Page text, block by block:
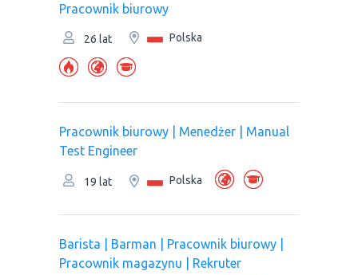
Pracownik biurowy
26 lat Polska
Pracownik biurowy | Menedżer | Manual
Test Engineer
19 lat Polska
Barista | Barman | Pracownik biurowy |
Рracownik magazynu | Rekruter